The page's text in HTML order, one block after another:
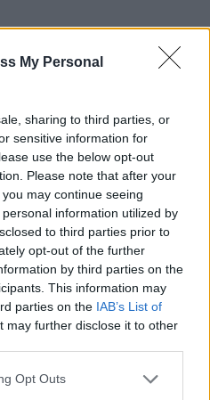
My Personal
sharing to third parties, or
sensitive information for
use the below opt-out
Please note that after your
may continue seeing
information utilized by
to third parties prior to
opt-out of the further
by third parties on the
This information may
parties on the IAB’s List of
may further disclose it to other
Opt Outs
θεωρώ τον εαυτό μου
αυτό που
κόμικς “Persepolis”